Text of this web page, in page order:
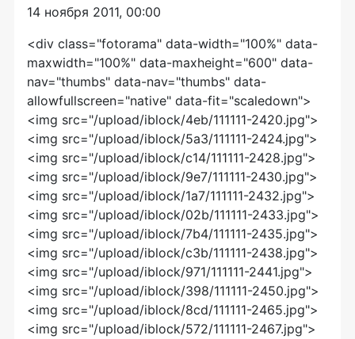
14 ноября 2011, 00:00
<div class="fotorama" data-width="100%" data-
maxwidth="100%" data-maxheight="600" data-
nav="thumbs" data-nav="thumbs" data-
allowfullscreen="native" data-fit="scaledown">
<img src="/upload/iblock/4eb/111111-2420.jpg">
<img src="/upload/iblock/5a3/111111-2424.jpg">
<img src="/upload/iblock/c14/111111-2428.jpg">
<img src="/upload/iblock/9e7/111111-2430.jpg">
<img src="/upload/iblock/1a7/111111-2432.jpg">
<img src="/upload/iblock/02b/111111-2433.jpg">
<img src="/upload/iblock/7b4/111111-2435.jpg">
<img src="/upload/iblock/c3b/111111-2438.jpg">
<img src="/upload/iblock/971/111111-2441.jpg">
<img src="/upload/iblock/398/111111-2450.jpg">
<img src="/upload/iblock/8cd/111111-2465.jpg">
<img src="/upload/iblock/572/111111-2467.jpg">